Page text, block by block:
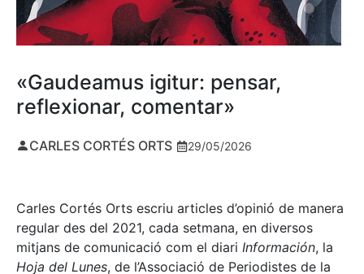
«Gaudeamus igitur: pensar,
reflexionar, comentar»
CARLES CORTÉS ORTS 29/05/2026
Carles Cortés Orts escriu articles d’opinió de manera
regular des del 2021, cada setmana, en diversos
mitjans de comunicació com el diari Información, la
Hoja del Lunes, de l’Associació de Periodistes de la